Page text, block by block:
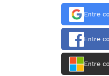
Entre
Entre
Entre